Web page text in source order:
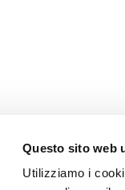
Questo sito web
Utilizziamo i